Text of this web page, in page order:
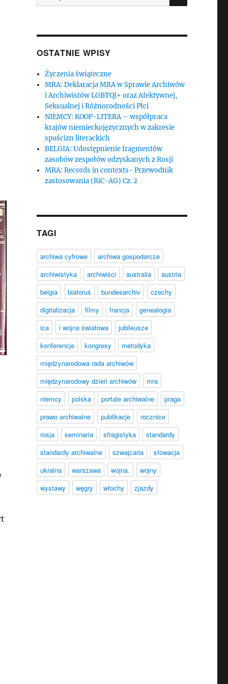
OSTATNIE WPISY
Życzenia świąteczne
MRA: Deklaracja MRA w Sprawie Archiwów
i Archiwistów LGBTQI+ oraz Afektywnej,
Seksualnej i Różnorodności Płci
NIEMCY: KOOP-LITERA – współpraca
krajów niemieckojęzycznych w zakresie
spuścizn literackich
BELGIA: Udostępnienie fragmentów
zasobów zespołów odzyskanych z Rosji
MRA: Records in contexts- Przewodnik
zastosowania (RiC-AG) Cz. 2
TAGI
archiwa cyfrowe
archiwa gospodarcze
archiwistyka
archiwiści australia
austria
belgia
białoruś bundesarchiv
czechy
digitalizacja
filmy francja
genealogia
ica
i wojna światowa
jubileusze
konferencje
kongresy
metodyka
międzynarodowa rada archiwów
międzynarodowy dzień archiwów
mra
niemcy
polska portale archiwalne
praga
prawo archiwalne
publikacje
rocznice
rosja
seminaria sfragistyka
standardy
standardy archiwalne
szwajcaria
słowacja
ukraina
warszawa wojna.
wojny
wystawy
węgry włochy zjazdy